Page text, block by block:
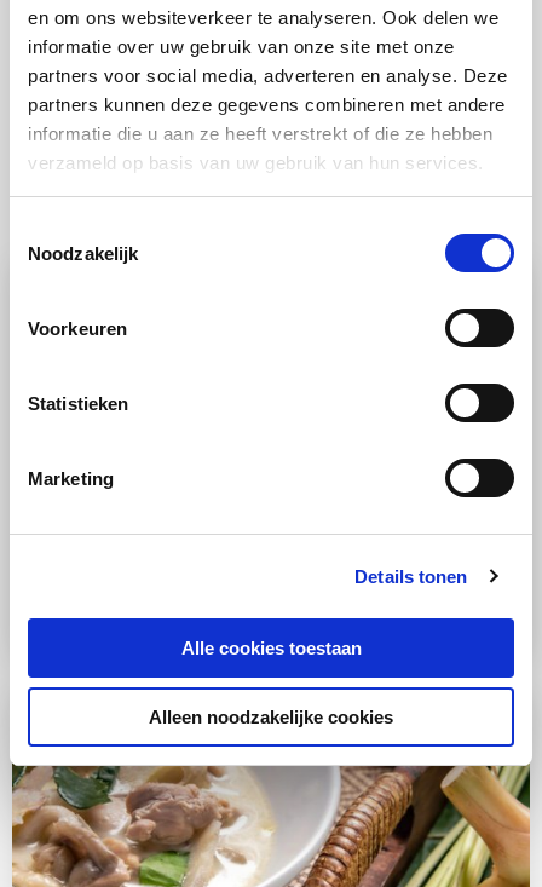
en om ons websiteverkeer te analyseren. Ook delen we
informatie over uw gebruik van onze site met onze
partners voor social media, adverteren en analyse. Deze
partners kunnen deze gegevens combineren met andere
informatie die u aan ze heeft verstrekt of die ze hebben
verzameld op basis van uw gebruik van hun services.
Noodzakelijk
Voorkeuren
Statistieken
Marketing
Details tonen
Alle cookies toestaan
Alleen noodzakelijke cookies
Ook lekker